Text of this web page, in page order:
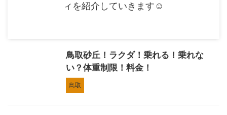
ィを紹介していきます☺︎
鳥取砂丘！ラクダ！乗れる！乗れな
い？体重制限！料金！
鳥取